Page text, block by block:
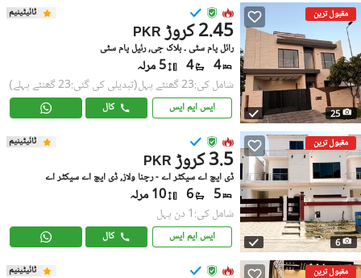
مقبول ترین
25
ٹائیٹینیم
PKR 2.45 کروڑ
رائل پام سٹی ۔ بلاک جی, رئیل پام سٹی
4
4 5 مرلہ
شامل کی:23 گھنٹے پہل (تبدیلی کی گئی:23 گھنٹے پہلے)
ایس ایم ایس کال
مقبول ترین
6
ٹائیٹینیم
PKR 3.5 کروڑ
ڈی ایچ اے سیکٹر اے - رچنا ولاز, ڈی ایچ اے سیکٹر اے
5
6 10 مرلہ
شامل کی:1 دن پہل
ایس ایم ایس کال
مقبول ترین ٹائیٹینیم